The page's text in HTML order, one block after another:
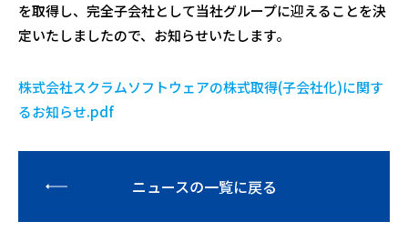
を取得し、完全子会社として当社グループに迎えることを決
定いたしましたので、お知らせいたします。
株式会社スクラムソフトウェアの株式取得(子会社化)に関す
るお知らせ.pdf
ニュースの一覧に戻る